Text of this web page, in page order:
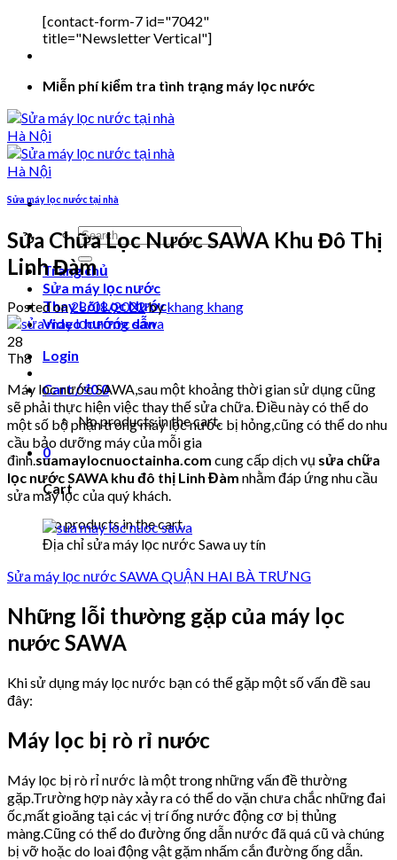
[contact-form-7 id="7042"
title="Newsletter Vertical"]
Miễn phí kiểm tra tình trạng máy lọc nước
Search
for:
Trang chủ
Sửa máy lọc nước
Thay Lõi Lọc Nước
Video hướng dẫn
Login
Cart /₫00
No products in the cart.
0
Cart
No products in the cart.
Sửa máy lọc nước tại nhà
Sửa Chữa Lọc Nước SAWA Khu Đô Thị
Linh Đàm
Posted on28/08/2022bykhang khang
28
Th8
Máy lọc nước SAWA,sau một khoảng thời gian sử dụng cũng
sẽ phải thực hiện việc thay thế sửa chữa. Điều này có thể do
một số bộ phận trong máy lọc nước bị hỏng,cũng có thể do nhu
cầu bảo dưỡng máy của mỗi gia
đình.suamaylocnuoctainha.com cung cấp dịch vụ sửa chữa
lọc nước SAWA khu đô thị Linh Đàm nhằm đáp ứng nhu cầu
sửa máy lọc của quý khách.
Địa chỉ sửa máy lọc nước Sawa uy tín
Sửa máy lọc nước SAWA QUẬN HAI BÀ TRƯNG
Những lỗi thường gặp của máy lọc
nước SAWA
Khi sử dụng máy lọc nước bạn có thể gặp một số vấn đề sau
đây:
Máy lọc bị rò rỉ nước
Máy lọc bị rò rỉ nước là một trong những vấn đề thường
gặp.Trường hợp này xảy ra có thể do vặn chưa chắc những đai
ốc,mất gioăng tại các vị trí ống nước động cơ bị thủng
màng.Cũng có thể do đường ống dẫn nước đã quá cũ và chúng
bị vỡ hoặc do loai động vật gặm nhấm cắn đường ống dẫn.